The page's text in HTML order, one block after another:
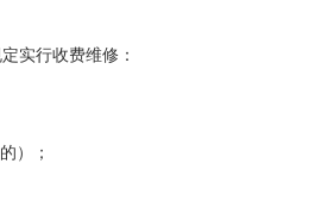
实行收费维修：
）；